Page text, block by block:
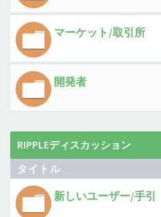
マーケット/取引所
開発者
RIPPLEディスカッション
タイトル
新しいユーザー/手引